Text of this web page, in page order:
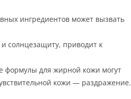
ингредиентов может вызвать
солнцезащиту, приводит к
для жирной кожи могут
кожи — раздражение.